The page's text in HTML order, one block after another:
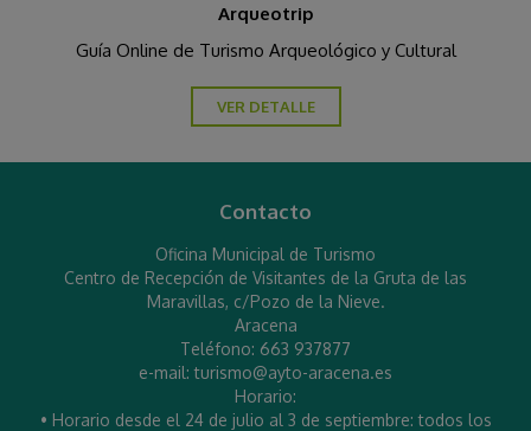
Arqueotrip
Guía Online de Turismo Arqueológico y Cultural
VER DETALLE
Contacto
Oficina Municipal de Turismo
Centro de Recepción de Visitantes de la Gruta de las
Maravillas, c/Pozo de la Nieve.
Aracena
Teléfono: 663 937877
e-mail: turismo@ayto-aracena.es
Horario:
• Horario desde el 24 de julio al 3 de septiembre: todos los